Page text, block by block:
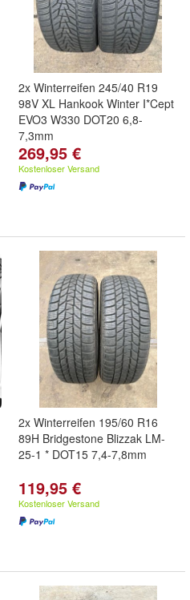
2x Winterreifen 245/40 R19
98V XL Hankook Winter I*Cept
EVO3 W330 DOT20 6,8-
7,3mm
269,95 €
Kostenloser Versand
2x Winterreifen 195/60 R16
89H Bridgestone Blizzak LM-
25-1 * DOT15 7,4-7,8mm
119,95 €
Kostenloser Versand